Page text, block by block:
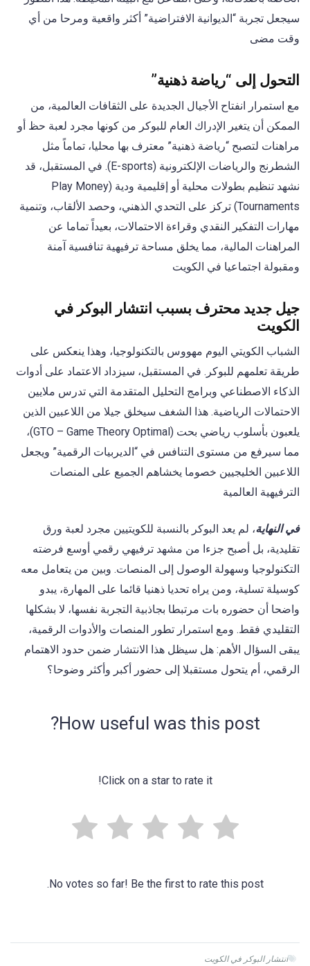
سيجعل تجربة “الديوانية الافتراضية” أكثر واقعية ومرحا من أي
وقت مضى
التحول إلى “رياضة ذهنية”
مع استمرار انفتاح الأجيال الجديدة على الثقافات العالمية، من
الممكن أن يتغير الإدراك العام للبوكر من كونها مجرد لعبة حظ أو
مراهنات لتصبح “رياضة ذهنية” معترف بها محليا، تماماً مثل
الشطرنج والرياضات الإلكترونية (E-sports). في المستقبل، قد
نشهد تنظيم بطولات محلية أو إقليمية ودية (Play Money
Tournaments) تركز على التحدي الذهني، وحصد الألقاب، وتنمية
مهارات التفكير النقدي وقراءة الاحتمالات، بعيداً تماما عن
المراهنات المالية، مما يخلق مساحة ترفيهية تنافسية آمنة
ومقبولة اجتماعيا في الكويت
جيل جديد محترف بسبب انتشار البوكر في
الكويت
الشباب الكويتي اليوم مهووس بالتكنولوجيا، وهذا ينعكس على
طريقة تعلمهم للبوكر. في المستقبل، سيزداد الاعتماد على أدوات
الذكاء الاصطناعي وبرامج التحليل المتقدمة التي تدرس ملايين
الاحتمالات الرياضية. هذا الشغف سيخلق جيلا من اللاعبين الذين
يلعبون بأسلوب رياضي بحت (GTO – Game Theory Optimal)،
مما سيرفع من مستوى التنافس في “الديربيات الرقمية” ويجعل
اللاعبين الخليجيين خصوما يخشاهم الجميع على المنصات
الترفيهية العالمية
في النهاية، لم يعد البوكر بالنسبة للكويتيين مجرد لعبة ورق
تقليدية، بل أصبح جزءا من مشهد ترفيهي رقمي أوسع فرضته
التكنولوجيا وسهولة الوصول إلى المنصات. وبين من يتعامل معه
كوسيلة تسلية، ومن يراه تحديا ذهنيا قائما على المهارة، يبدو
واضحا أن حضوره بات مرتبطا بجاذبية التجربة نفسها، لا بشكلها
التقليدي فقط. ومع استمرار تطور المنصات والأدوات الرقمية،
يبقى السؤال الأهم: هل سيظل هذا الانتشار ضمن حدود الاهتمام
الرقمي، أم يتحول مستقبلا إلى حضور أكبر وأكثر وضوحا؟
How useful was this post?
Click on a star to rate it!
No votes so far! Be the first to rate this post.
انتشار البوكر في الكويت